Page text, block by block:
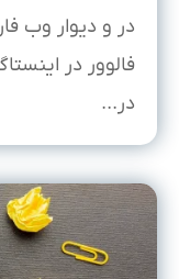
در و دیوار وب
فالوور در
در...